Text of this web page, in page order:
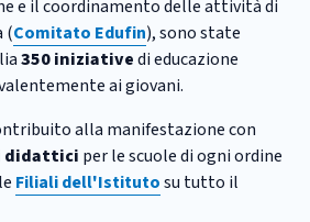
e il coordinamento delle attività di
(Comitato Edufin), sono state
350 iniziativedi educazione
ai giovani.
alla manifestazione con
didattici per le scuole di ogni ordine
Filiali dell'Istitutosu tutto il